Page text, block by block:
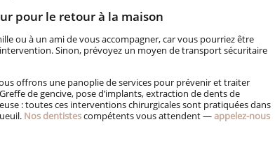
pour le retour à la maison
ou à un ami de vous accompagner, car vous pourriez être
Sinon, prévoyez un moyen de transport sécuritaire
offrons une panoplie de services pour prévenir et traiter
de gencive, pose d’implants, extraction de dents de
: toutes ces interventions chirurgicales sont pratiquées dans
Nos dentistescompétents vous attendent —appelez-nous